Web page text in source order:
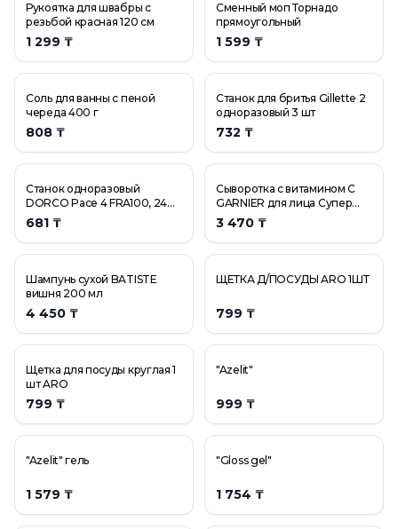
Рукоятка для швабры с
резьбой красная 120 см
1 299 ₸
Сменный моп Торнадо
прямоугольный
1 599 ₸
Соль для ванны с пеной
череда 400 г
808 ₸
Станок для бритья Gillette 2
одноразовый 3 шт
732 ₸
Станок одноразовый
DORCO Pace 4 FRA100, 24
шт в упаковке
681 ₸
Сыворотка с витамином С
GARNIER для лица Супер
Сияние 30МЛ
3 470 ₸
Шампунь сухой BATISTE
вишня 200 мл
4 450 ₸
ЩЕТКА Д/ПОСУДЫ ARO 1ШТ
799 ₸
Щетка для посуды круглая 1
шт ARO
799 ₸
"Azelit"
999 ₸
"Azelit" гель
1 579 ₸
"Gloss gel"
1 754 ₸